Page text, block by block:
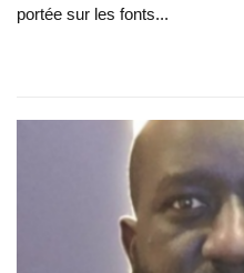
portée sur les fonts...